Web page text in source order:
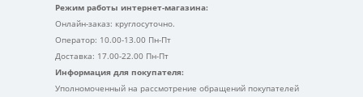
Режим работы интернет-магазина:
Онлайн-заказ: круглосуточно.
Оператор: 10.00-13.00 Пн-Пт
Доставка: 17.00-22.00 Пн-Пт
Информация для покупателя:
Уполномоченный на рассмотрение обращений покупателей